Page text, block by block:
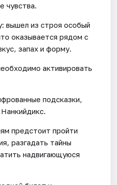
чувства.
вышел из строя особый
оказывается рядом с
запах и форму.
активировать
подсказки,
предстоит пройти
разгадать тайны
надвигающуюся